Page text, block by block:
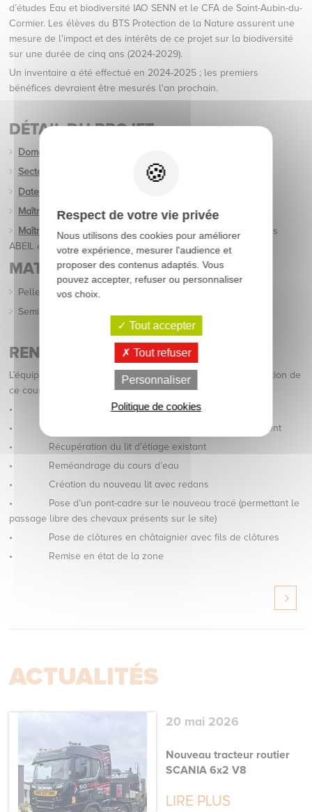
d’études Eau et biodiversité IAO SENN et le CFA de Saint-Aubin-du-
Cormier. Les élèves du BTS Protection de la Nature assurent une
mesure de l'impact et des intérêts de ce projet sur la biodiversité
sur une durée de cinq ans (2024-2029).
Un inventaire a été effectué en 2024-2025 ; les premiers
bénéfices devraient être mesurés l'an prochain.
DÉTAIL DU PROJET
Domaine
Secteur
: Luitré-Dompierre (Ille-et-Vilaine, 35)
Date des travaux :
Maîtrise d'ouvrage: Panpharma
Maîtrise d'œuvre : Bureau d’études Voirie et réseaux divers
ABEIL et le Bureau d’études Eau et biodiversité IAO SENN
MATÉRIEL
Pelle à chenille CASE CX250 D
Semis-remorques et camions 8x4
RENATURATION DU COURS D'EAU
L’équipe de cinq personnes a permis de réaliser la renaturation de
ce cours d’eau. Les étapes ont été les suivantes :
• Déviation du cours d’eau existant
• Création d’un système de filtration sur le dévoiement
• Récupération du lit d’étiage existant
• Reméandrage du cours d’eau
• Création du nouveau lit avec redans
• Pose d’un pont-cadre sur le nouveau tracé (permettant le
passage libre des chevaux présents sur le site)
• Pose de clôtures en châtaignier avec fils de clôtures
• Remise en état de la zone
ACTUALITÉS
20 mai 2026
Nouveau tracteur routier
SCANIA 6x2 V8
LIRE PLUS
Respect de votre vie privée
Nous utilisons des cookies pour améliorer
votre expérience, mesurer l'audience et
proposer des contenus adaptés. Vous
pouvez accepter, refuser ou personnaliser
vos choix.
Tout accepter
Tout refuser
Personnaliser
Politique de cookies